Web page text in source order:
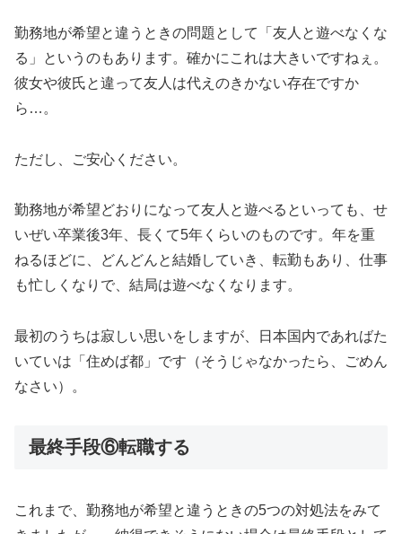
勤務地が希望と違うときの問題として「友人と遊べなくな
る」というのもあります。確かにこれは大きいですねぇ。
彼女や彼氏と違って友人は代えのきかない存在ですか
ら…。
ただし、ご安心ください。
勤務地が希望どおりになって友人と遊べるといっても、せ
いぜい卒業後3年、長くて5年くらいのものです。年を重
ねるほどに、どんどんと結婚していき、転勤もあり、仕事
も忙しくなりで、結局は遊べなくなります。
最初のうちは寂しい思いをしますが、日本国内であればた
いていは「住めば都」です（そうじゃなかったら、ごめん
なさい）。
最終手段⑥転職する
これまで、勤務地が希望と違うときの5つの対処法をみて